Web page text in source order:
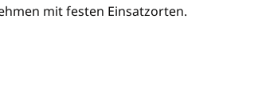
mit festen Einsatzorten.